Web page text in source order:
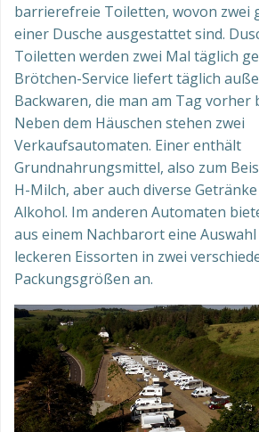
barrierefreie Toiletten, wovon zwei
einer Dusche ausgestattet sind.
Toiletten werden zwei Mal täglich
Brötchen-Service liefert täglich
Backwaren, die man am Tag vorher
Neben dem Häuschen stehen zwei
Verkaufsautomaten. Einer enthält
Grundnahrungsmittel, also zum
H-Milch, aber auch diverse
Alkohol. Im anderen Automaten
aus einem Nachbarort eine
leckeren Eissorten in zwei
Packungsgrößen an.